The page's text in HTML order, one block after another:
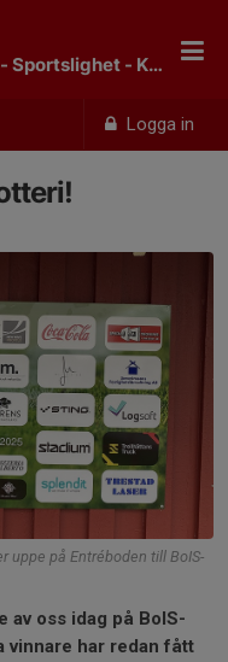
Logga in
Kamratskap - Utveckling - Sportslighet - Klubbkänsla
uppe på Entréboden till BoIS-
av oss idag på BoIS-
vinnare har redan fått